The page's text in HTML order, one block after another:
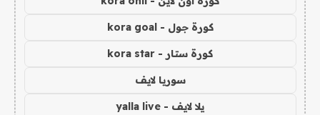
كورة جول - kora goal
كورة ستار - kora star
سوريا لايف
يلا لايف - yalla live